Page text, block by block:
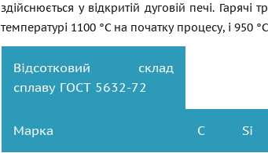
здійснюється у відкритій дуговій печі. Гарячі
температурі 1100 °C на початку процесу, і 950
Відсотковий склад
сплаву ГОСТ 5632-72
Марка C Si